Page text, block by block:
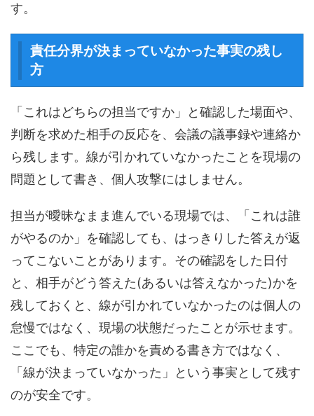
す。
責任分界が決まっていなかった事実の残し
方
「これはどちらの担当ですか」と確認した場面や、
判断を求めた相手の反応を、会議の議事録や連絡か
ら残します。線が引かれていなかったことを現場の
問題として書き、個人攻撃にはしません。
担当が曖昧なまま進んでいる現場では、「これは誰
がやるのか」を確認しても、はっきりした答えが返
ってこないことがあります。その確認をした日付
と、相手がどう答えた(あるいは答えなかった)かを
残しておくと、線が引かれていなかったのは個人の
怠慢ではなく、現場の状態だったことが示せます。
ここでも、特定の誰かを責める書き方ではなく、
「線が決まっていなかった」という事実として残す
のが安全です。